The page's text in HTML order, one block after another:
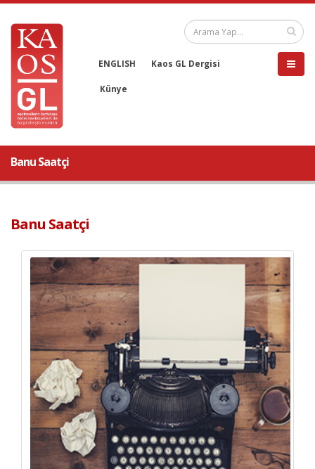
ENGLISH Kaos GL Dergisi
Künye
Banu Saatçi
Banu Saatçi